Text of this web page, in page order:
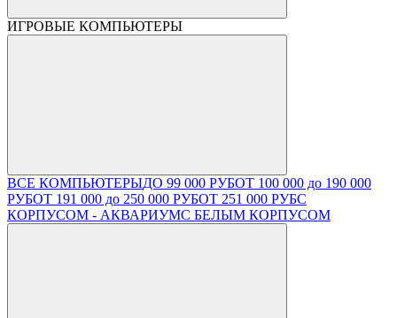
ИГРОВЫЕ КОМПЬЮТЕРЫ
ВСЕ КОМПЬЮТЕРЫДО 99 000 РУБОТ 100 000 до 190 000
РУБОТ 191 000 до 250 000 РУБОТ 251 000 РУБС
КОРПУСОМ - АКВАРИУМС БЕЛЫМ КОРПУСОМ